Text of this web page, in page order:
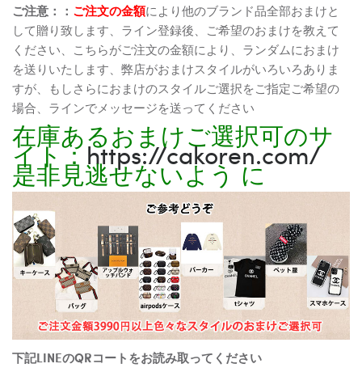
ご注意：： ご注文の金額により他のブランド品全部おまけと
して贈り致します、ライン登録後、ご希望のおまけを教えて
ください、こちらがご注文の金額により、ランダムにおまけ
を送りいたします、弊店がおまけスタイルがいろいろありま
すが、もしさらにおまけのスタイルご選択をご指定ご希望の
場合、ラインでメッセージを送ってください
在庫あるおまけご選択可のサ
イト：https://cakoren.com/
是非見逃せないよう に
下記LINEのQRコートをお読み取ってください